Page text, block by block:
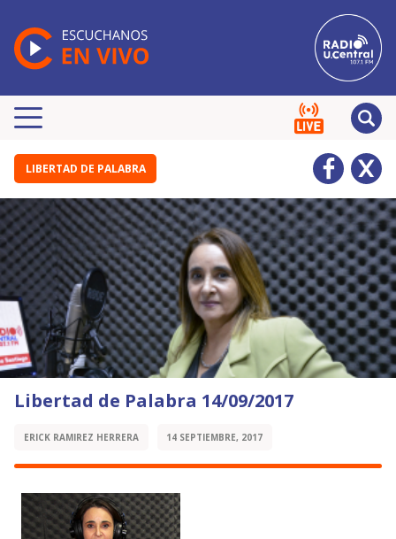
LIBERTAD DE PALABRA
Libertad de Palabra 14/09/2017
ERICK RAMIREZ HERRERA 14 SEPTIEMBRE, 2017